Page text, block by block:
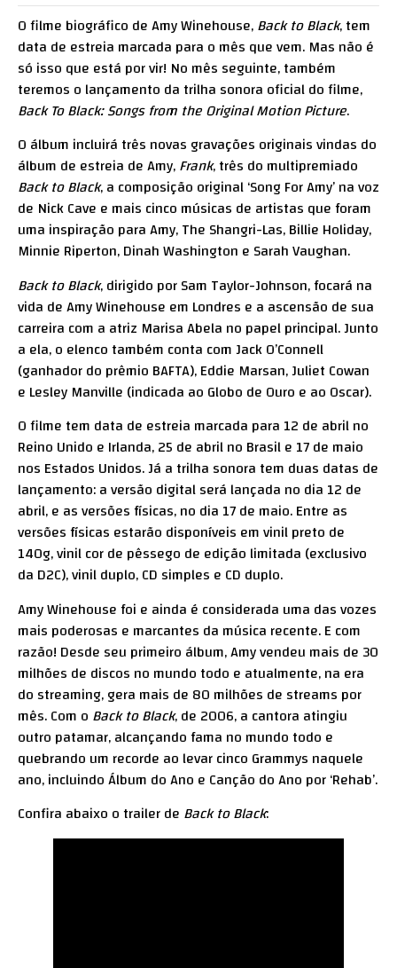
O filme biográfico de Amy Winehouse,Back to Black, tem
data de estreia marcada para o mês que vem. Mas não é
só isso que está por vir! No mês seguinte, também
teremos o lançamento da trilha sonora oficial do filme,
Back To Black: Songs from the Original Motion Picture.
O álbum incluirá três novas gravações originais vindas do
álbum de estreia de Amy,Frank, três do multipremiado
Back to Black, a composição original ‘Song For Amy’ na voz
de Nick Cave e mais cinco músicas de artistas que foram
uma inspiração para Amy, The Shangri-Las, Billie Holiday,
Minnie Riperton, Dinah Washington e Sarah Vaughan.
Back to Black, dirigido por Sam Taylor-Johnson, focará na
vida de Amy Winehouse em Londres e a ascensão de sua
carreira com a atriz Marisa Abela no papel principal. Junto
a ela, o elenco também conta com Jack O’Connell
(ganhador do prêmio BAFTA), Eddie Marsan, Juliet Cowan
e Lesley Manville (indicada ao Globo de Ouro e ao Oscar).
O filme tem data de estreia marcada para 12 de abril no
Reino Unido e Irlanda, 25 de abril no Brasil e 17 de maio
nos Estados Unidos. Já a trilha sonora tem duas datas de
lançamento: a versão digital será lançada no dia 12 de
abril, e as versões físicas, no dia 17 de maio. Entre as
versões físicas estarão disponíveis em vinil preto de
140g, vinil cor de pêssego de edição limitada (exclusivo
da D2C), vinil duplo, CD simples e CD duplo.
Amy Winehouse foi e ainda é considerada uma das vozes
mais poderosas e marcantes da música recente. E com
razão! Desde seu primeiro álbum, Amy vendeu mais de 30
milhões de discos no mundo todo e atualmente, na era
do streaming, gera mais de 80 milhões de streams por
mês. Com o Back to Black, de 2006, a cantora atingiu
outro patamar, alcançando fama no mundo todo e
quebrando um recorde ao levar cinco Grammys naquele
ano, incluindo Álbum do Ano e Canção do Ano por ‘Rehab’.
Confira abaixo o trailer de Back to Black: